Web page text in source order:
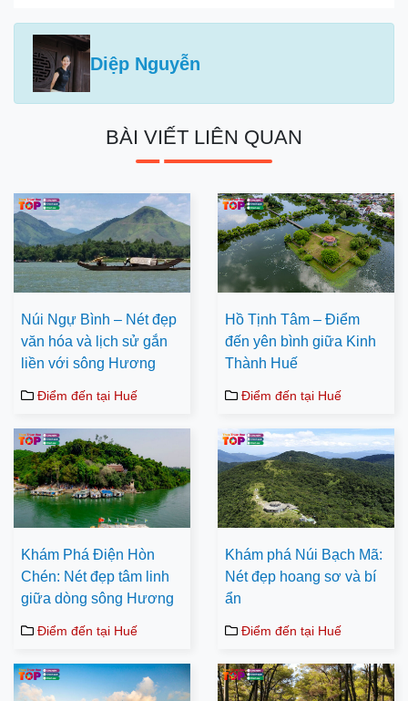
Diệp Nguyễn
BÀI VIẾT LIÊN QUAN
Núi Ngự Bình – Nét đẹp
văn hóa và lịch sử gắn
liền với sông Hương
Điểm đến tại Huế
Hồ Tịnh Tâm – Điểm
đến yên bình giữa Kinh
Thành Huế
Điểm đến tại Huế
Khám Phá Điện Hòn
Chén: Nét đẹp tâm linh
giữa dòng sông Hương
Điểm đến tại Huế
Khám phá Núi Bạch Mã:
Nét đẹp hoang sơ và bí
ẩn
Điểm đến tại Huế